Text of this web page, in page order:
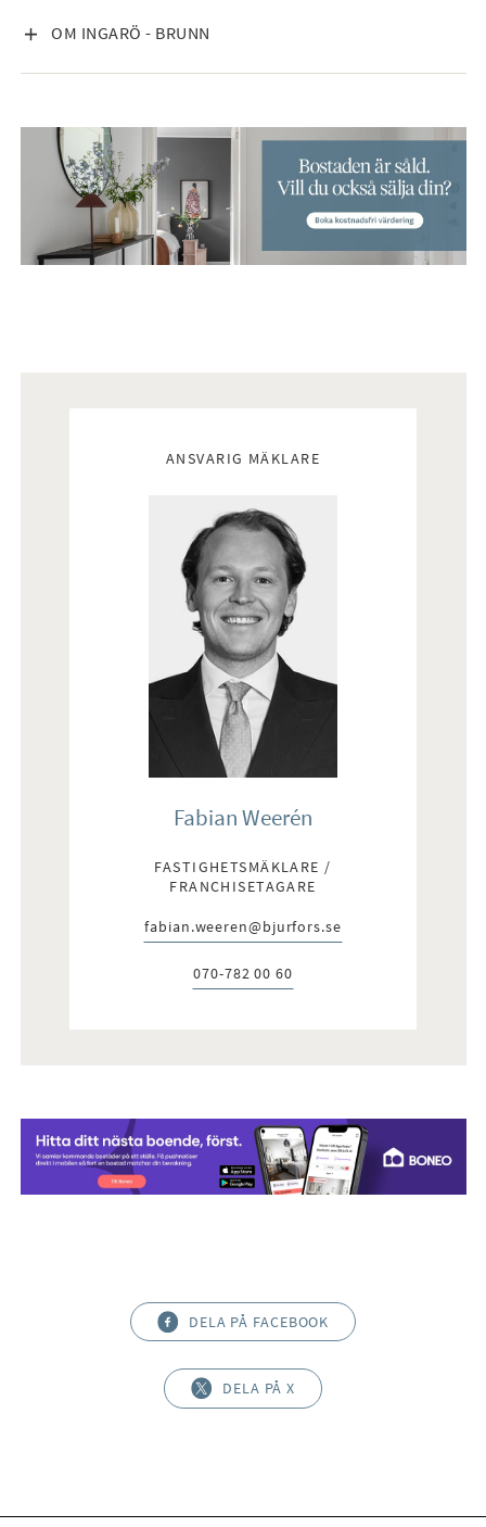
OM INGARÖ - BRUNN
VISA INNEHÅLL
ANSVARIG MÄKLARE
Fabian Weerén
FASTIGHETSMÄKLARE /
FRANCHISETAGARE
E-post:
fabian.weeren@bjurfors.se
Telefon:
070-782 00 60
DELA PÅ FACEBOOK
DELA PÅ X